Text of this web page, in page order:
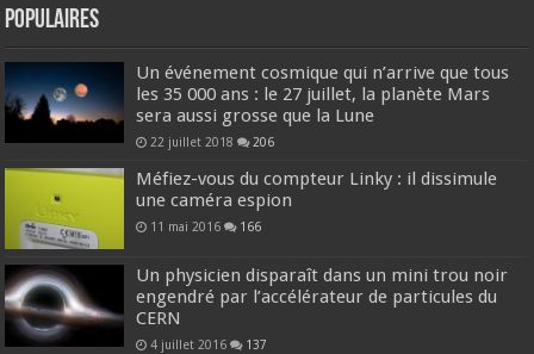
Populaires
Un événement cosmique qui n’arrive que tous
les 35 000 ans : le 27 juillet, la planète Mars
sera aussi grosse que la Lune
22 juillet 2018 206
Méfiez-vous du compteur Linky : il dissimule
une caméra espion
11 mai 2016 166
Un physicien disparaît dans un mini trou noir
engendré par l’accélérateur de particules du
CERN
4 juillet 2016 137